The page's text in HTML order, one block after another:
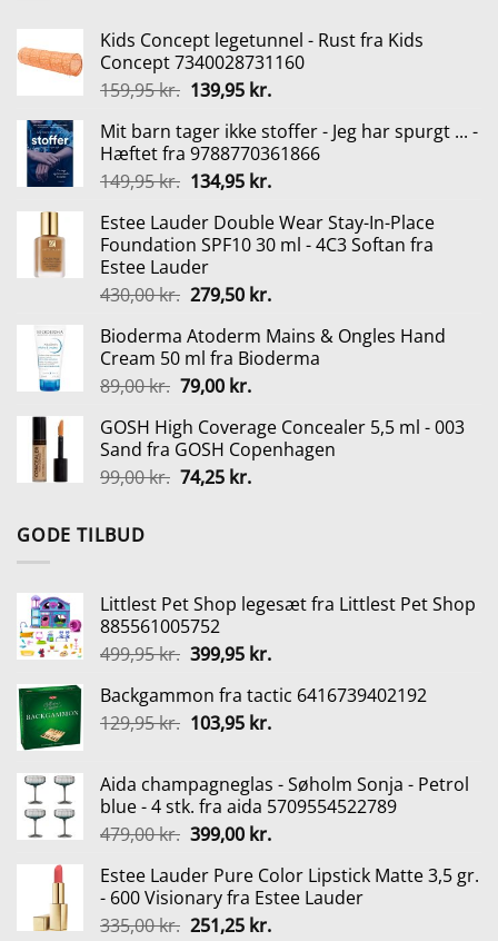
Kids Concept legetunnel - Rust fra Kids
Concept 7340028731160
159,95kr. Den
pris
var:
159,95 kr..
139,95 kr.Den
pris
er:
139,95 kr..
Mit barn tager ikke stoffer - Jeg har spurgt ... -
Hæftet fra 9788770361866
149,95kr. Den
pris
var:
149,95 kr..
134,95 kr.Den
pris
er:
Estee Lauder Double Wear Stay-In-Place
Foundation SPF10 30 ml - 4C3 Softan fra
Estee Lauder
430,00kr. Den
pris
var:
430,00 kr..
279,50 kr.Den
pris
er:
Bioderma Atoderm Mains & Ongles Hand
Cream 50 ml fra Bioderma
89,00kr. Den
pris
var:
89,00 kr..
79,00 kr.Den
pris
er:
79,00 kr..
GOSH High Coverage Concealer 5,5 ml - 003
Sand fra GOSH Copenhagen
99,00kr. Den
74,25 kr.Den
GODE TILBUD
Littlest Pet Shop legesæt fra Littlest Pet Shop
885561005752
499,95kr. Den
pris
var:
399,95 kr.Den
pris
er:
Backgammon fra tactic 6416739402192
129,95kr. Den
var:
129,95 kr..
103,95 kr.Den
er:
103,95 kr..
Aida champagneglas - Søholm Sonja - Petrol
blue - 4 stk. fra aida 5709554522789
479,00kr. Den
pris
var:
479,00 kr..
399,00 kr.Den
pris
er:
399,00 kr..
Estee Lauder Pure Color Lipstick Matte 3,5 gr.
- 600 Visionary fra Estee Lauder
335,00kr. Den
251,25 kr.Den